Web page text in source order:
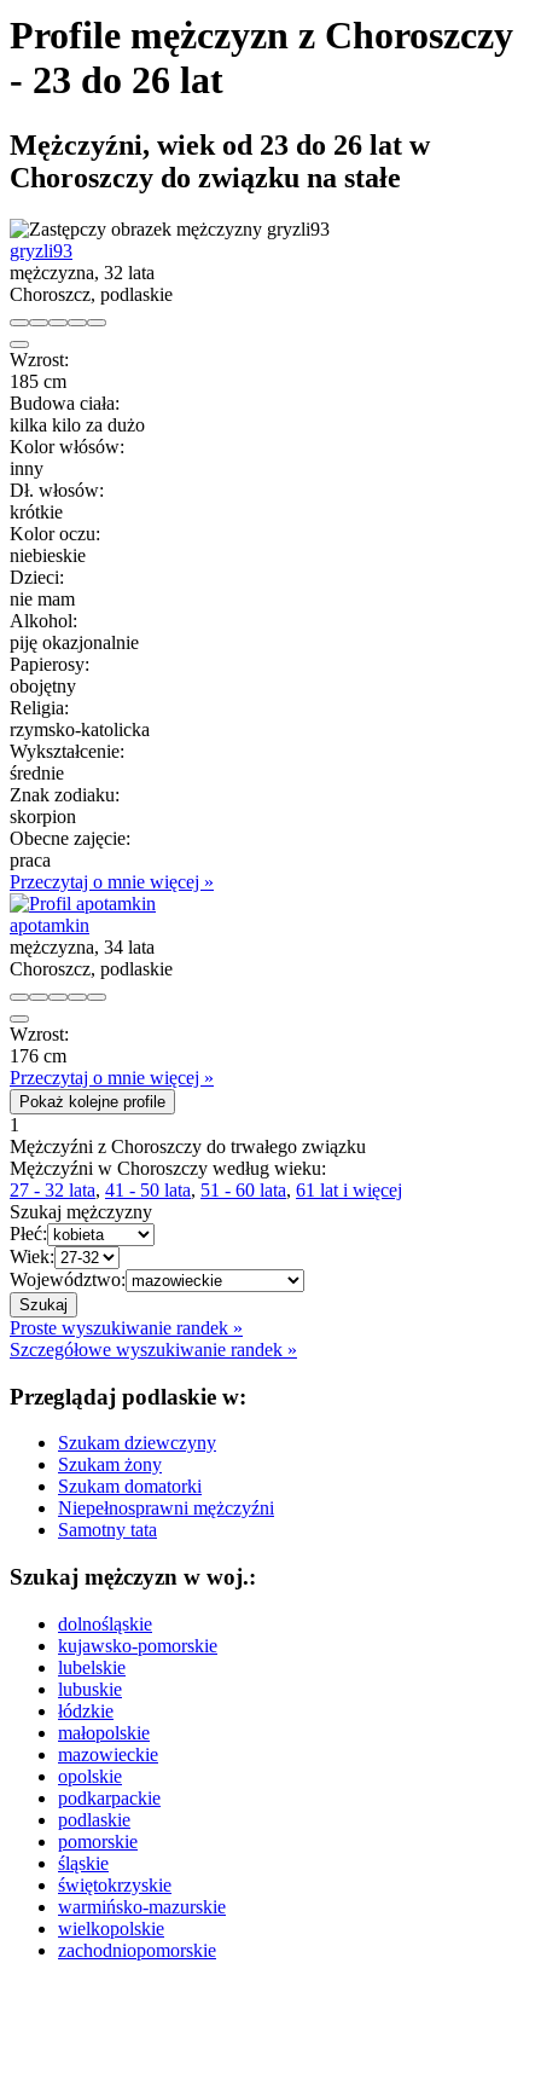
Profile mężczyzn z Choroszczy
- 23 do 26 lat
Mężczyźni, wiek od 23 do 26 lat w
Choroszczy do związku na stałe
gryzli93
mężczyzna, 32 lata
Choroszcz, podlaskie
Wzrost:
185 cm
Budowa ciała:
kilka kilo za dużo
Kolor włósów:
inny
Dł. włosów:
krótkie
Kolor oczu:
niebieskie
Dzieci:
nie mam
Alkohol:
piję okazjonalnie
Papierosy:
obojętny
Religia:
rzymsko-katolicka
Wykształcenie:
średnie
Znak zodiaku:
skorpion
Obecne zajęcie:
praca
Przeczytaj o mnie więcej »
apotamkin
mężczyzna, 34 lata
Choroszcz, podlaskie
Wzrost:
176 cm
Przeczytaj o mnie więcej »
Pokaż kolejne profile
1
Mężczyźni z Choroszczy do trwałego związku
Mężczyźni w Choroszczy według wieku:
27 - 32 lata, 41 - 50 lata, 51 - 60 lata, 61 lat i więcej
Szukaj mężczyzny
Płeć:
Wiek:
Województwo:
Proste wyszukiwanie randek »
Szczegółowe wyszukiwanie randek »
Przeglądaj podlaskie w:
Szukam dziewczyny
Szukam żony
Szukam domatorki
Niepełnosprawni mężczyźni
Samotny tata
Szukaj mężczyzn w woj.:
dolnośląskie
kujawsko-pomorskie
lubelskie
lubuskie
łódzkie
małopolskie
mazowieckie
opolskie
podkarpackie
podlaskie
pomorskie
śląskie
świętokrzyskie
warmińsko-mazurskie
wielkopolskie
zachodniopomorskie